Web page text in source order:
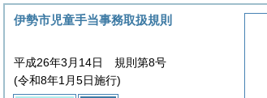
伊勢市児童手当事務取扱規則
平成26年3月14日 規則第8号
(令和8年1月5日施行)